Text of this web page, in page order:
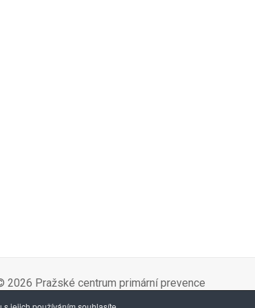
2026 Pražské centrum primární prevence